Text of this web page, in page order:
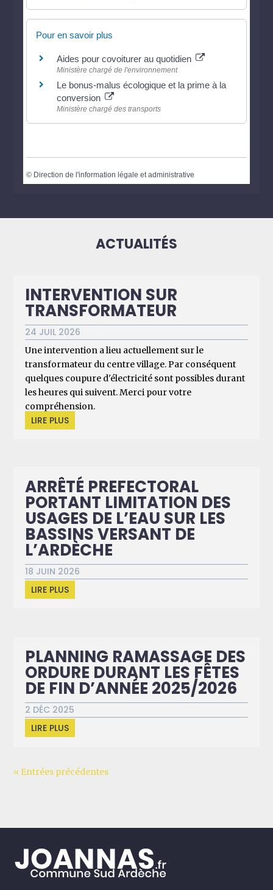
Pour en savoir plus
Aides pour covoiturer au quotidien
Ministère chargé de l'environnement
Le bonus-malus écologique et la prime à la
conversion
Ministère chargé des transports
© Direction de l'information légale et administrative
ACTUALITÉS
INTERVENTION SUR
TRANSFORMATEUR
24 JUIL 2026
Une intervention a lieu actuellement sur le
transformateur du centre village. Par conséquent
quelques coupure d'électricité sont possibles durant
les heures qui suivent. Merci pour votre
compréhension.
LIRE PLUS
ARRÊTÉ PREFECTORAL
PORTANT LIMITATION DES
USAGES DE L’EAU SUR LES
BASSINS VERSANT DE
L’ARDÈCHE
18 JUIN 2026
LIRE PLUS
PLANNING RAMASSAGE DES
ORDURE DURANT LES FÊTES
DE FIN D’ANNÉE 2025/2026
2 DÉC 2025
LIRE PLUS
« Entrées précédentes